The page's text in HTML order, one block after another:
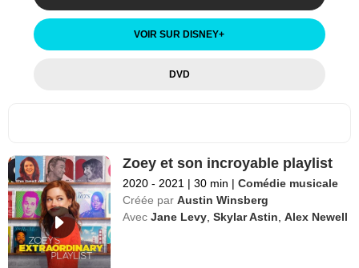
VOIR SUR DISNEY+
DVD
Zoey et son incroyable playlist
2020 - 2021 | 30 min | Comédie musicale
Créée par Austin Winsberg
Avec Jane Levy ,Skylar Astin ,Alex Newell